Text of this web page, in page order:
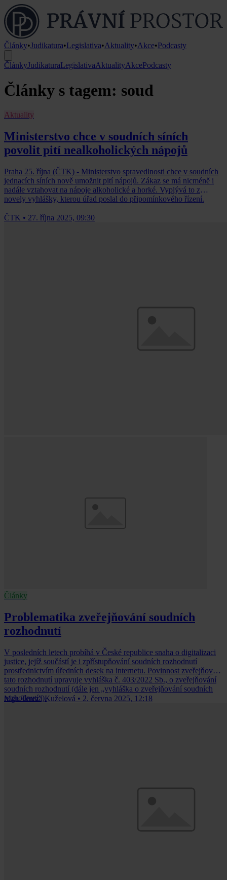
Články•Judikatura•Legislativa•Aktuality•Akce•Podcasty
ČlánkyJudikaturaLegislativaAktualityAkcePodcasty
Články s tagem: soud
Aktuality
Ministerstvo chce v soudních síních
povolit pití nealkoholických nápojů
Praha 25. října (ČTK) - Ministerstvo spravedlnosti chce v soudních
jednacích síních nově umožnit pití nápojů. Zákaz se má nicméně i
nadále vztahovat na nápoje alkoholické a horké. Vyplývá to z
novely vyhlášky, kterou úřad poslal do připomínkového řízení.
ČTK • 27. října 2025, 09:30
Články
Problematika zveřejňování soudních
rozhodnutí
V posledních letech probíhá v České republice snaha o digitalizaci
justice, jejíž součástí je i zpřístupňování soudních rozhodnutí
prostřednictvím úředních desek na internetu. Povinnost zveřejňovat
tato rozhodnutí upravuje vyhláška č. 403/2022 Sb., o zveřejňování
soudních rozhodnutí (dále jen „vyhláška o zveřejňování soudních
rozhodnutí“).
Mgr. Tereza Kuželová • 2. června 2025, 12:18